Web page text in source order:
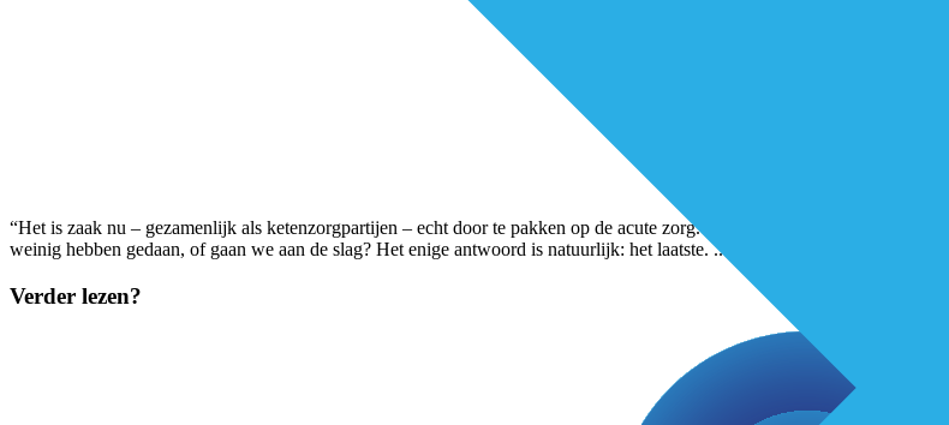
“Het is zaak nu – gezamenlijk als ketenzorgpartijen – echt door te pakken op de acute zorg. In het Regionaal Overleg
weinig hebben gedaan, of gaan we aan de slag? Het enige antwoord is natuurlijk: het laatste....
Verder lezen?